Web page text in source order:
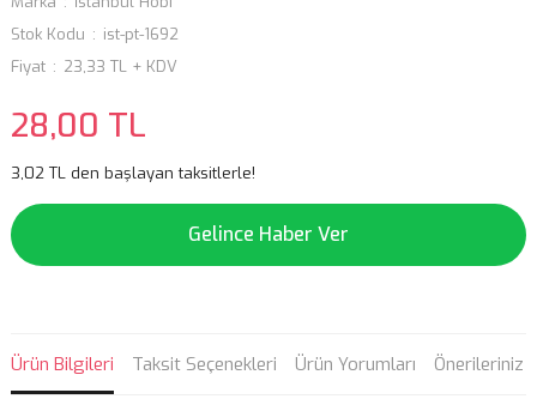
Stok Kodu
ist-pt-1692
Fiyat
23,33 TL + KDV
28,00 TL
3,02 TL den başlayan taksitlerle!
Gelince Haber Ver
Ürün Bilgileri Taksit Seçenekleri Ürün Yorumları Önerileriniz